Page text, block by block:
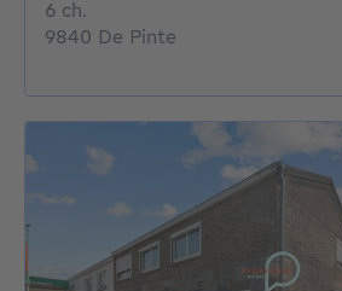
6 ch.
9840 De Pinte